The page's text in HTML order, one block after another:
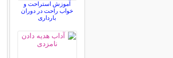
آموزش استراحت و
خواب راحت در دوران
بارداری